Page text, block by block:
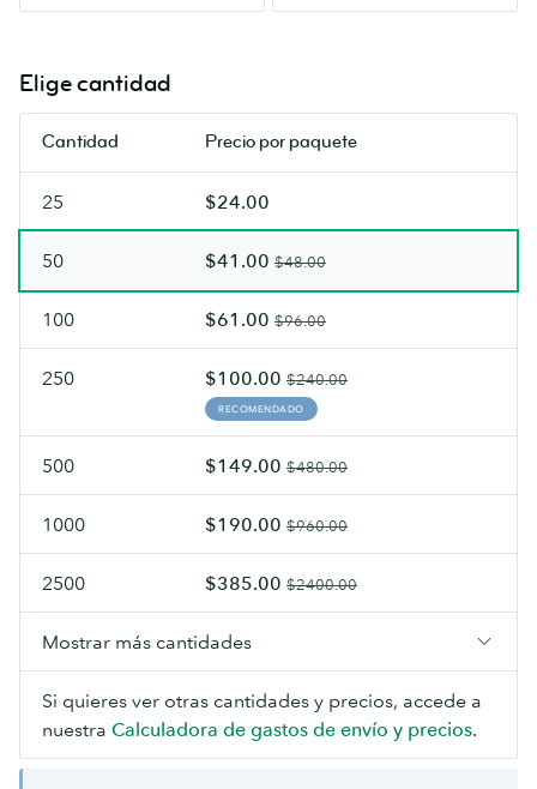
que
escribir
ambas
con
Touch.
Elige cantidad
Cantidad Precio por paquete
25 $24.00
50 $41.00 $48.00
100 $61.00 $96.00
250 $100.00 $240.00
RECOMENDADO
500 $149.00 $480.00
1000 $190.00 $960.00
2500 $385.00 $2400.00
Mostrar más cantidades
Si quieres ver otras cantidades y precios, accede a
nuestra Calculadora de gastos de envío y precios.